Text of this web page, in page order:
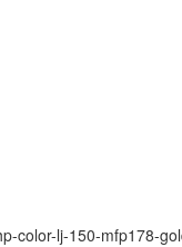
lj-150-mfp178-